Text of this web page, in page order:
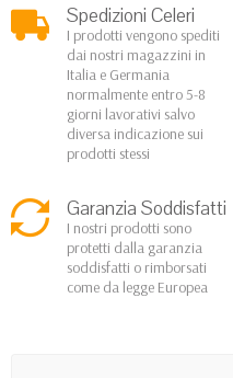
Spedizioni Celeri
I prodotti vengono spediti
dai nostri magazzini in
Italia e Germania
normalmente entro 5-8
giorni lavorativi salvo
diversa indicazione sui
prodotti stessi
Garanzia Soddisfatti
I nostri prodotti sono
protetti dalla garanzia
soddisfatti o rimborsati
come da legge Europea